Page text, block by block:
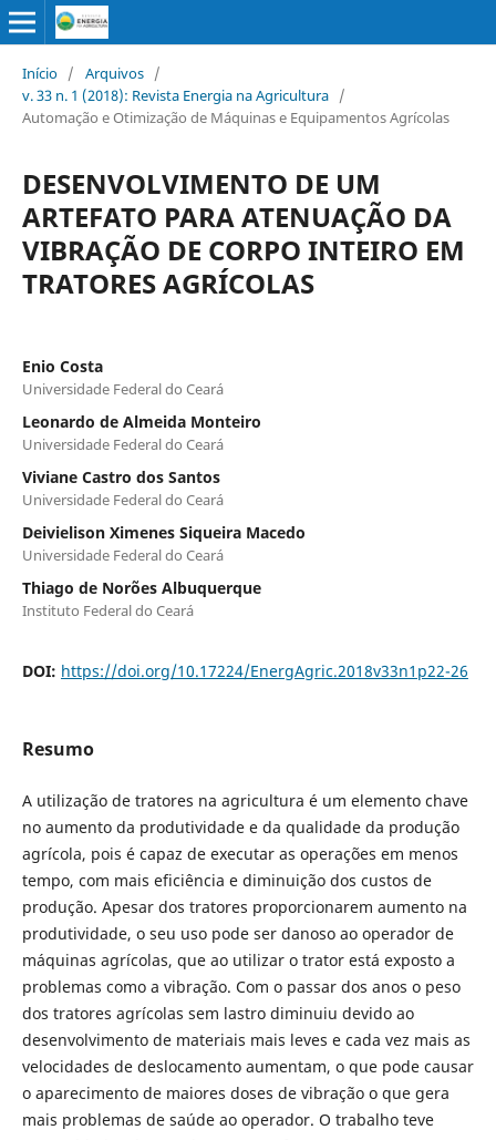
Início / Arquivos /
v. 33 n. 1 (2018): Revista Energia na Agricultura /
Automação e Otimização de Máquinas e Equipamentos Agrícolas
DESENVOLVIMENTO DE UM
ARTEFATO PARA ATENUAÇÃO DA
VIBRAÇÃO DE CORPO INTEIRO EM
TRATORES AGRÍCOLAS
Enio Costa
Universidade Federal do Ceará
Leonardo de Almeida Monteiro
Universidade Federal do Ceará
Viviane Castro dos Santos
Universidade Federal do Ceará
Deivielison Ximenes Siqueira Macedo
Universidade Federal do Ceará
Thiago de Norões Albuquerque
Instituto Federal do Ceará
DOI: https://doi.org/10.17224/EnergAgric.2018v33n1p22-26
Resumo
A utilização de tratores na agricultura é um elemento chave
no aumento da produtividade e da qualidade da produção
agrícola, pois é capaz de executar as operações em menos
tempo, com mais eficiência e diminuição dos custos de
produção. Apesar dos tratores proporcionarem aumento na
produtividade, o seu uso pode ser danoso ao operador de
máquinas agrícolas, que ao utilizar o trator está exposto a
problemas como a vibração. Com o passar dos anos o peso
dos tratores agrícolas sem lastro diminuiu devido ao
desenvolvimento de materiais mais leves e cada vez mais as
velocidades de deslocamento aumentam, o que pode causar
o aparecimento de maiores doses de vibração o que gera
mais problemas de saúde ao operador. O trabalho teve